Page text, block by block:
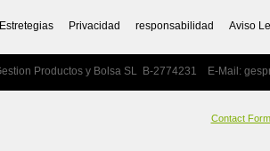
Estretegias Privacidad responsabilidad Aviso
Productos y Bolsa SL B-2774231 E-Mail:
Contact Form